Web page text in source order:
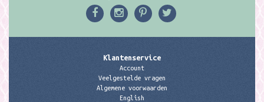
Klantenservice
Account
Veelgestelde vragen
Algemene voorwaarden
English